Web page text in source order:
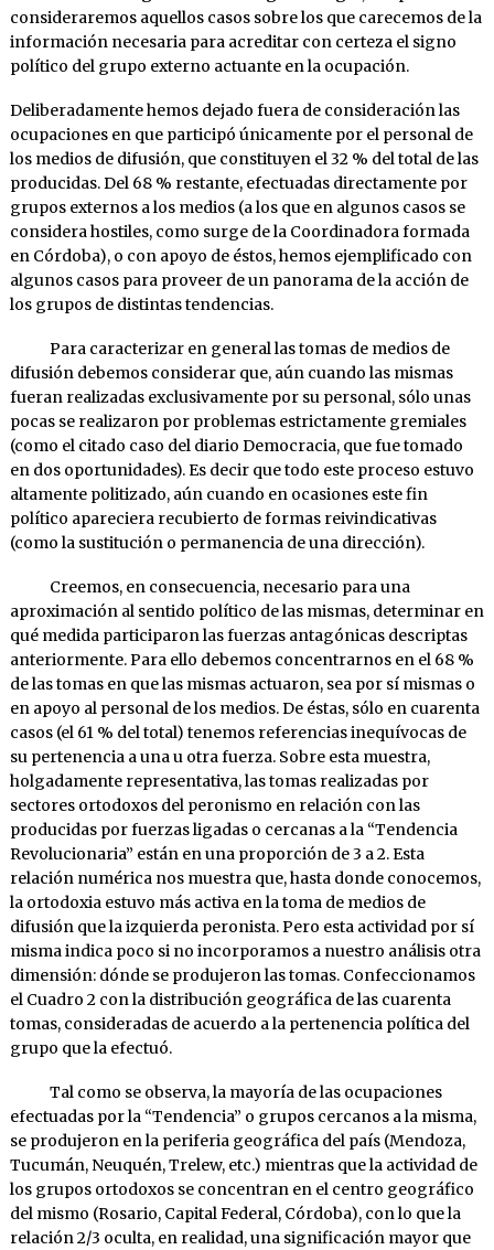
consideraremos aquellos casos sobre los que carecemos de la
información necesaria para acreditar con certeza el signo
político del grupo externo actuante en la ocupa­ción.
Deliberadamente hemos dejado fuera de consideración las
ocupacio­nes en que participó únicamente por el personal de
los medios de difu­sión, que constituyen el 32 % del total de las
producidas. Del 68 % restante, efectuadas directamente por
grupos externos a los medios (a los que en algunos casos se
considera hostiles, como surge de la Coordinadora formada
en Córdoba), o con apoyo de és­tos, hemos ejemplificado con
algunos casos para proveer de un pa­norama de la acción de
los grupos de distintas tendencias.
Para caracterizar en general las tomas de medios de
difusión debemos considerar que, aún cuando las mismas
fueran realizadas exclusivamente por su personal, sólo unas
pocas se realizaron por problemas estrictamente gremiales
(como el citado caso del diario Democra­cia, que fue tomado
en dos oportunidades). Es decir que todo este pro­ceso estuvo
altamente politizado, aún cuando en ocasiones este fin
político apareciera recubierto de formas reivindicativas
(como la sustitución o permanencia de una dirección).
Creemos, en consecuencia, necesario para una
aproximación al sentido político de las mismas, determinar en
qué medida participaron las fuerzas antagónicas descriptas
anterior­mente. Para ello debemos concentrarnos en el 68 %
de las tomas en que las mismas actuaron, sea por sí mismas o
en apoyo al personal de los medios. De éstas, sólo en cuarenta
casos (el 61 % del total) tenemos referencias inequívocas de
su pertenencia a una u otra fuerza. Sobre esta muestra,
holgadamente representativa, las tomas realizadas por
sectores ortodoxos del peronis­mo en relación con las
producidas por fuerzas ligadas o cercanas a la “Tendencia
Revolucionaria” están en una proporción de 3 a 2. Esta
relación numérica nos muestra que, hasta donde conocemos,
la orto­doxia estu­vo más activa en la toma de medios de
difusión que la iz­quierda peronista. Pero esta actividad por sí
misma indica poco si no in­corporamos a nuestro análisis otra
dimensión: dónde se produ­jeron las tomas. Confeccionamos
el Cuadro 2 con la distribu­ción geográ­fica de las cuarenta
tomas, consideradas de acuerdo a la pertenen­cia política del
grupo que la efectuó.
Tal como se observa, la mayoría de las ocupaciones
efectuadas por la “Tendencia” o grupos cercanos a la misma,
se produjeron en la periferia geográfica del país (Mendoza,
Tucumán, Neuquén, Trelew, etc.) mientras que la actividad de
los grupos ortodoxos se con­centran en el centro geográfico
del mismo (Rosario, Capital Federal, Cór­do­ba), con lo que la
relación 2/3 oculta, en realidad, una signi­fi­cación mayor que